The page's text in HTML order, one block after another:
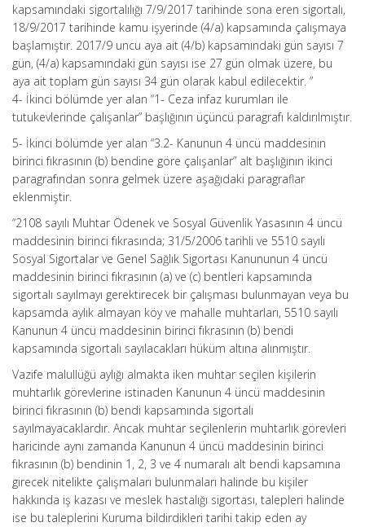
kapsamındaki sigortalılığı 7/9/2017 tarihinde sona eren sigortalı,
18/9/2017 tarihinde kamu işyerinde (4/a) kapsamında çalışmaya
başlamıştır. 2017/9 uncu aya ait (4/b) kapsamındaki gün sayısı 7
gün, (4/a) kapsamındaki gün sayısı ise 27 gün olmak üzere, bu
aya ait toplam gün sayısı 34 gün olarak kabul edilecektir. ”
4- İkinci bölümde yer alan “1- Ceza infaz kurumları ile
tutukevlerinde çalışanlar” başlığının üçüncü paragrafı kaldırılmıştır.
5- İkinci bölümde yer alan “3.2- Kanunun 4 üncü maddesinin
birinci fıkrasının (b) bendine göre çalışanlar” alt başlığının ikinci
paragrafından sonra gelmek üzere aşağıdaki paragraflar
eklenmiştir.
“2108 sayılı Muhtar Ödenek ve Sosyal Güvenlik Yasasının 4 üncü
maddesinin birinci fıkrasında; 31/5/2006 tarihli ve 5510 sayılı
Sosyal Sigortalar ve Genel Sağlık Sigortası Kanununun 4 üncü
maddesinin birinci fıkrasının (a) ve (c) bentleri kapsamında
sigortalı sayılmayı gerektirecek bir çalışması bulunmayan veya bu
kapsamda aylık almayan köy ve mahalle muhtarları, 5510 sayılı
Kanunun 4 üncü maddesinin birinci fıkrasının (b) bendi
kapsamında sigortalı sayılacakları hüküm altına alınmıştır.
Vazife malullüğü aylığı almakta iken muhtar seçilen kişilerin
muhtarlık görevlerine istinaden Kanunun 4 üncü maddesinin
birinci fıkrasının (b) bendi kapsamında sigortalı
sayılmayacaklardır. Ancak muhtar seçilenlerin muhtarlık görevleri
haricinde aynı zamanda Kanunun 4 üncü maddesinin birinci
fıkrasının (b) bendinin 1, 2, 3 ve 4 numaralı alt bendi kapsamına
girecek nitelikte çalışmaları bulunmaları halinde bu kişiler
hakkında iş kazası ve meslek hastalığı sigortası, talepleri halinde
ise bu taleplerini Kuruma bildirdikleri tarihi takip eden ay